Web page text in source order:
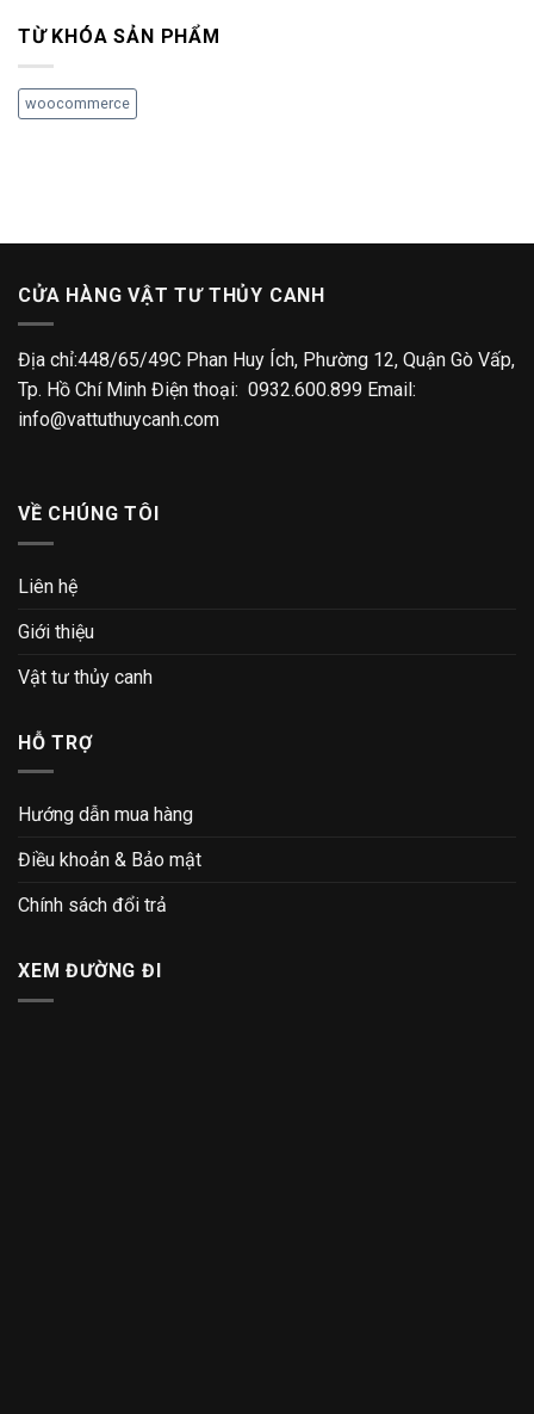
TỪ KHÓA SẢN PHẨM
woocommerce
CỬA HÀNG VẬT TƯ THỦY CANH
Địa chỉ:448/65/49C Phan Huy Ích, Phường 12, Quận Gò Vấp,
Tp. Hồ Chí Minh Điện thoại: 0932.600.899 Email:
info@vattuthuycanh.com
VỀ CHÚNG TÔI
Liên hệ
Giới thiệu
Vật tư thủy canh
HỖ TRỢ
Hướng dẫn mua hàng
Điều khoản & Bảo mật
Chính sách đổi trả
XEM ĐƯỜNG ĐI